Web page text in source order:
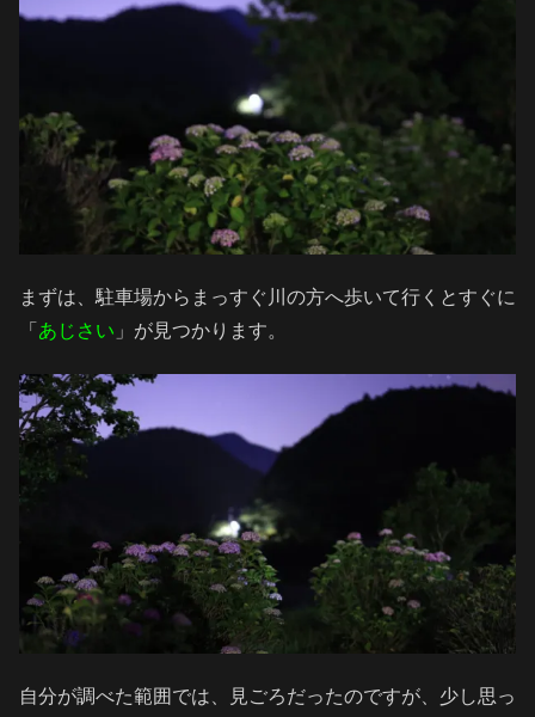
まずは、駐車場からまっすぐ川の方へ歩いて行くとすぐに
「 あじさい 」が見つかります。
自分が調べた範囲では、見ごろだったのですが、少し思っ